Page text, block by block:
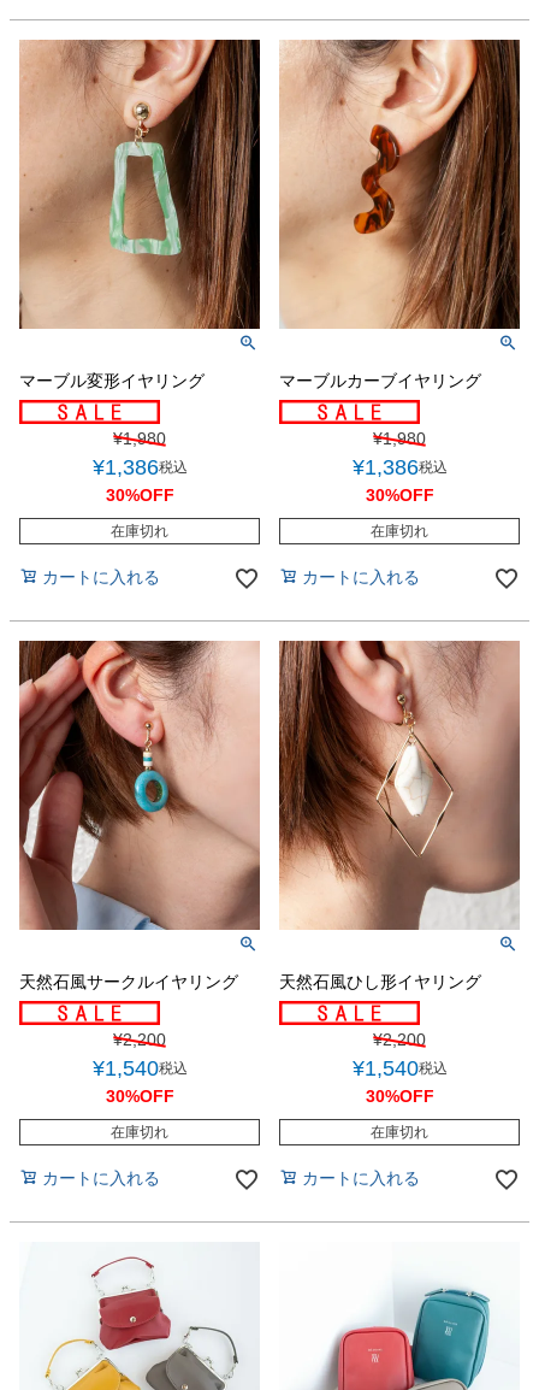
マーブル変形イヤリング
¥1,980
¥1,386税込
30%OFF
在庫切れ
カートに入れる
マーブルカーブイヤリング
¥1,980
¥1,386税込
30%OFF
在庫切れ
カートに入れる
天然石風サークルイヤリング
¥2,200
¥1,540税込
30%OFF
在庫切れ
カートに入れる
天然石風ひし形イヤリング
¥2,200
¥1,540税込
30%OFF
在庫切れ
カートに入れる